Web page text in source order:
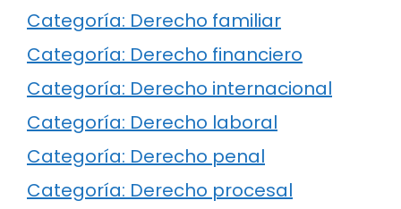
Categoría: Derecho familiar
Categoría: Derecho financiero
Categoría: Derecho internacional
Categoría: Derecho laboral
Categoría: Derecho penal
Categoría: Derecho procesal